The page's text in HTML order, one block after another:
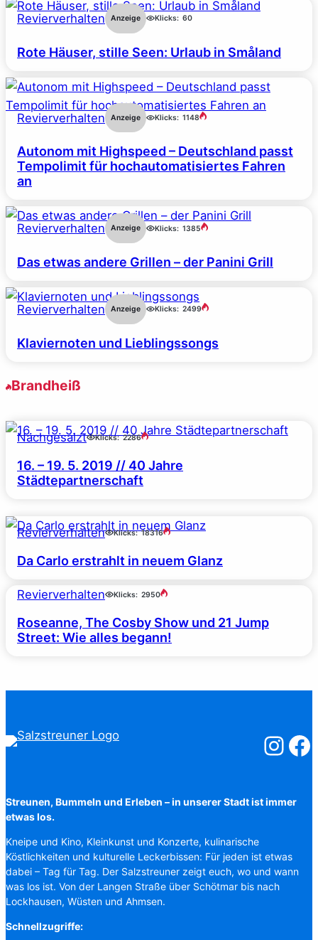
Revierverhalten Anzeige Klicks: 60
Rote Häuser, stille Seen: Urlaub in Småland
Revierverhalten Anzeige Klicks: 1148
Autonom mit Highspeed – Deutschland passt
Tempolimit für hochautomatisiertes Fahren
an
Revierverhalten Anzeige Klicks: 1385
Das etwas andere Grillen – der Panini Grill
Revierverhalten Anzeige Klicks: 2499
Klaviernoten und Lieblingssongs
Brandheiß
Nachgesalzt Klicks: 2286
16. – 19. 5. 2019 // 40 Jahre
Städtepartnerschaft
Revierverhalten Klicks: 18316
Da Carlo erstrahlt in neuem Glanz
Revierverhalten Klicks: 2950
Roseanne, The Cosby Show und 21 Jump
Street: Wie alles begann!
Streunen, Bummeln und Erleben – in unserer Stadt ist immer
etwas los.
Kneipe und Kino, Kleinkunst und Konzerte, kulinarische
Köstlichkeiten und kulturelle Leckerbissen: Für jeden ist etwas
dabei – Tag für Tag. Der Salzstreuner zeigt euch, wo und wann
was los ist. Von der Langen Straße über Schötmar bis nach
Lockhausen, Wüsten und Ahmsen.
Schnellzugriffe: